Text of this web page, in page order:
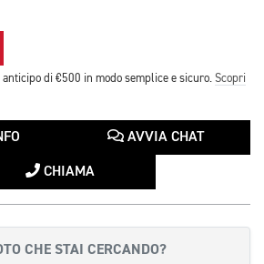
anticipo di €500 in modo semplice e sicuro. Scopri
AVVIA CHAT
CHIAMA
CHE STAI CERCANDO?